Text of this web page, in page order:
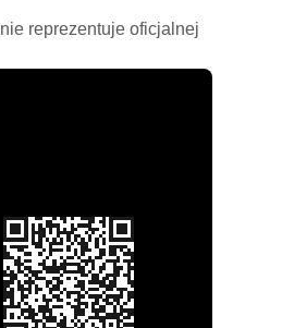
reprezentuje oficjalnej